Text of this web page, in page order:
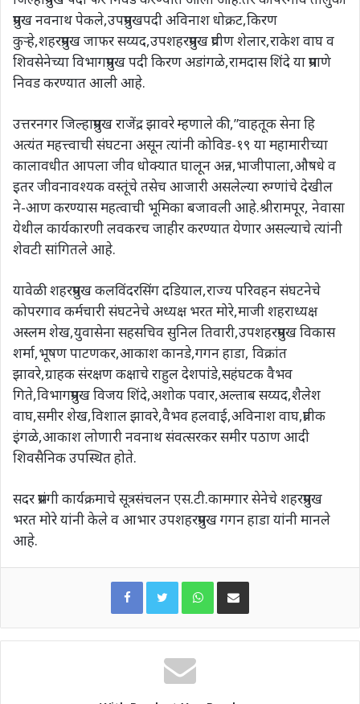
प्रमुख नवनाथ पेकले,उपप्रमुखपदी अविनाश धोक्रट,किरण
कुऱ्हे,शहरप्रमुख जाफर सय्यद,उपशहरप्रमुख प्रवीण शेलार,राकेश वाघ व
शिवसेनेच्या विभागप्रमुख पदी किरण अडांगळे,रामदास शिंदे या प्रमाणे
निवड करण्यात आली आहे.
उत्तरनगर जिल्हाप्रमुख राजेंद्र झावरे म्हणाले की,”वाहतूक सेना हि
अत्यंत महत्त्वाची संघटना असून त्यांनी कोविड-१९ या महामारीच्या
कालावधीत आपला जीव धोक्यात घालून अन्न,भाजीपाला,औषधे व
इतर जीवनावश्यक वस्तूंचे तसेच आजारी असलेल्या रुग्णांचे देखील
ने-आण करण्यास महत्वाची भूमिका बजावली आहे.श्रीरामपूर, नेवासा
येथील कार्यकारणी लवकरच जाहीर करण्यात येणार असल्याचे त्यांनी
शेवटी सांगितले आहे.
यावेळी शहरप्रमुख कलविंदरसिंग दडियाल,राज्य परिवहन संघटनेचे
कोपरगाव कर्मचारी संघटनेचे अध्यक्ष भरत मोरे,माजी शहराध्यक्ष
अस्लम शेख,युवासेना सहसचिव सुनिल तिवारी,उपशहरप्रमुख विकास
शर्मा,भूषण पाटणकर,आकाश कानडे,गगन हाडा, विक्रांत
झावरे,ग्राहक संरक्षण कक्षाचे राहुल देशपांडे,सहंघटक वैभव
गिते,विभागप्रमुख विजय शिंदे,अशोक पवार,अल्ताब सय्यद,शैलेश
वाघ,समीर शेख,विशाल झावरे,वैभव हलवाई,अविनाश वाघ,प्रतीक
इंगळे,आकाश लोणारी नवनाथ संवत्सरकर समीर पठाण आदी
शिवसैनिक उपस्थित होते.
सदर प्रसंगी कार्यक्रमाचे सूत्रसंचलन एस.टी.कामगार सेनेचे शहरप्रमुख
भरत मोरे यांनी केले व आभार उपशहरप्रमुख गगन हाडा यांनी मानले
आहे.
WhatsAppShare via Email